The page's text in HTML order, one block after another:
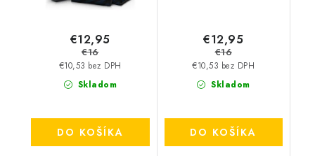
Skladom
€10,53 bez DPH
€12,95
€16
DO KOŠÍKA
Skladom
€10,53 bez DPH
€12,95
€16
DO KOŠÍKA